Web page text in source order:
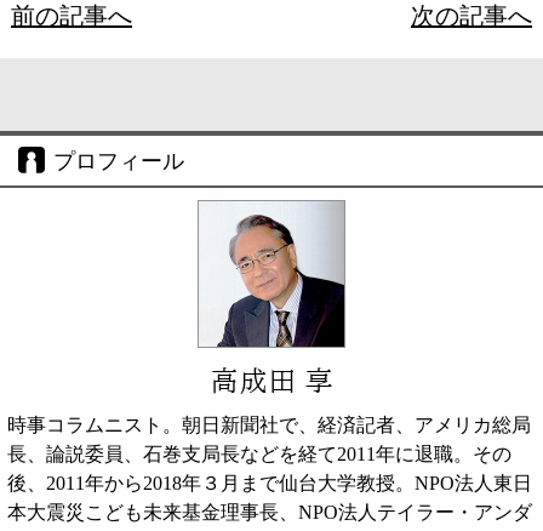
前の記事へ 次の記事へ
プロフィール
高成田 享
時事コラムニスト。朝日新聞社で、経済記者、アメリカ総局
長、論説委員、石巻支局長などを経て2011年に退職。その
後、2011年から2018年３月まで仙台大学教授。NPO法人東日
本大震災こども未来基金理事長、NPO法人テイラー・アンダ